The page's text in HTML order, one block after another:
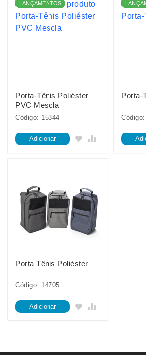
LANÇAMENTOS
Porta-Tênis Poliéster
PVC Mescla
Código: 15344
Adicionar
Porta-
Porta Tênis Poliéster
Código: 14705
Adicionar